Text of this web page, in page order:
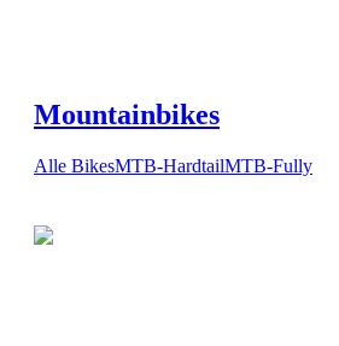
Mountainbikes
Alle BikesMTB-HardtailMTB-Fully